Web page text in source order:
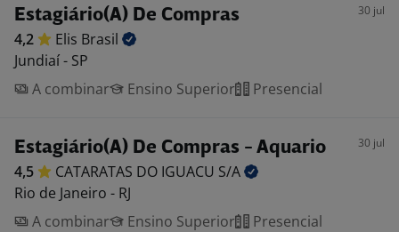
Estagiário(A) De Compras 30 jul
4,2 Elis Brasil
Jundiaí - SP
A combinar
Ensino Superior Presencial
Estagiário(A) De Compras - Aquario 30 jul
4,5 CATARATAS DO IGUACU S/A
Rio de Janeiro - RJ
A combinar
Ensino Superior Presencial